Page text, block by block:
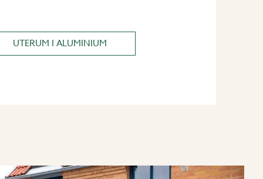
UTERUM I ALUMINIUM